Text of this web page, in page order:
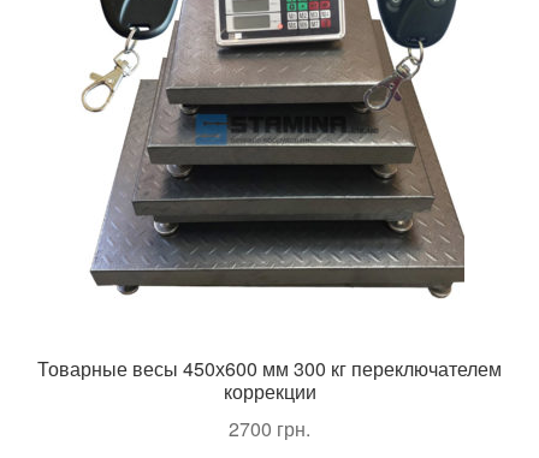
Товарные весы 450х600 мм 300 кг переключателем
коррекции
2700 грн.